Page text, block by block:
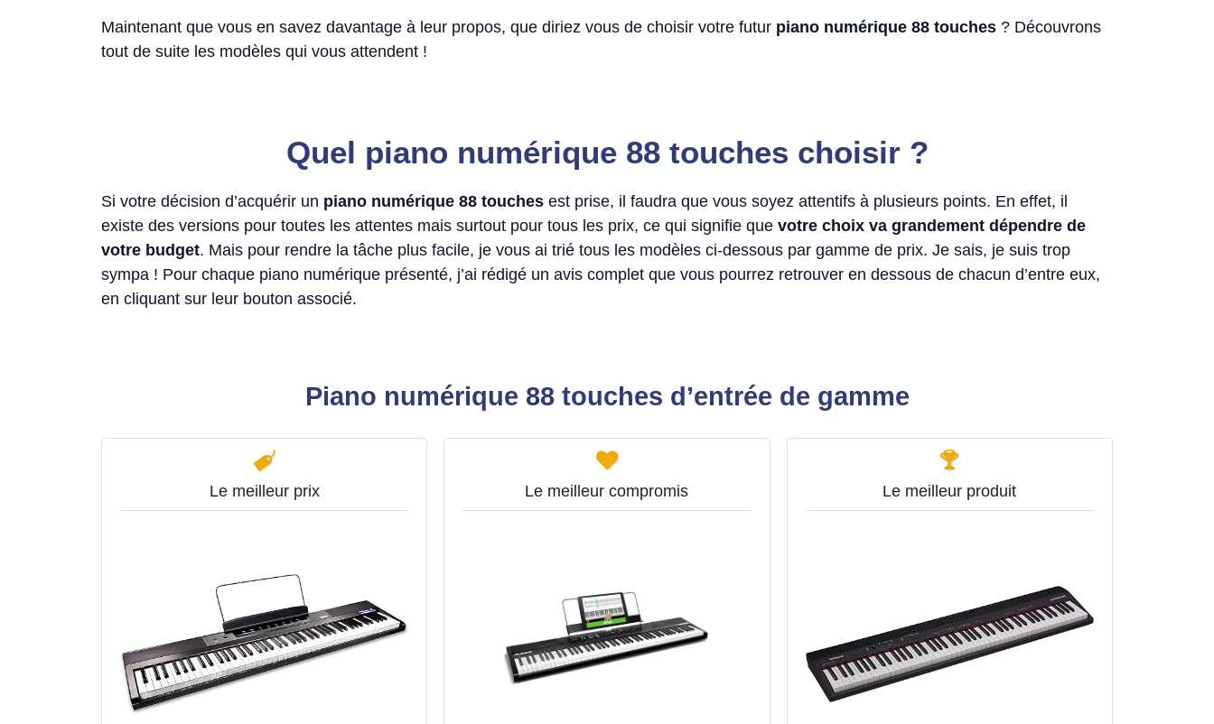
Maintenant que vous en savez davantage à leur propos, que diriez vous de choisir votre futur piano numérique 88 touches ? Découvrons
tout de suite les modèles qui vous attendent !
Quel piano numérique 88 touches choisir ?
Si votre décision d’acquérir un piano numérique 88 touches est prise, il faudra que vous soyez attentifs à plusieurs points. En effet, il
existe des versions pour toutes les attentes mais surtout pour tous les prix, ce qui signifie que votre choix va grandement dépendre de
votre budget. Mais pour rendre la tâche plus facile, je vous ai trié tous les modèles ci-dessous par gamme de prix. Je sais, je suis trop
sympa ! Pour chaque piano numérique présenté, j’ai rédigé un avis complet que vous pourrez retrouver en dessous de chacun d’entre eux,
en cliquant sur leur bouton associé.
Piano numérique 88 touches d’entrée de gamme
Le meilleur prix Le meilleur compromis Le meilleur produit